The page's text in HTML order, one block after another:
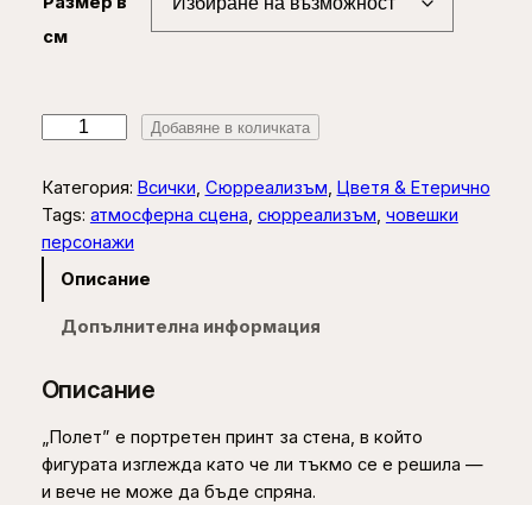
:
,
0
0
t
o
u
см
л
и
ч
е
з
П
Добавяне в количката
Категория: Всички, Сюрреализъм, Цветя & Етерично
Tags: атмосферна сцена, сюрреализъм, човешки
персонажи
Описание
Допълнителна информация
Описание
„Полет” е портретен принт за стена, в който
фигурата изглежда като че ли тъкмо се е решила —
и вече не може да бъде спряна.